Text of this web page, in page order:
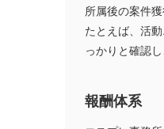
所属後の案件
たとえば、活
っかりと確認
報酬体系